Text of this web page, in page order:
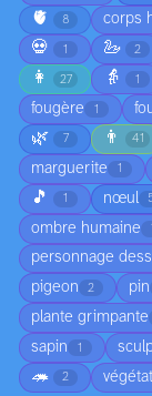
🫀 8 corps
💀 1 🦢 2
👩 27 👵 1
fougère 1
🌿 7 👨 41
marguerite 1
🎵 1 nœul
ombre humaine
personnage
pigeon 2 pin
plante grimpante
sapin 1
🦔 2